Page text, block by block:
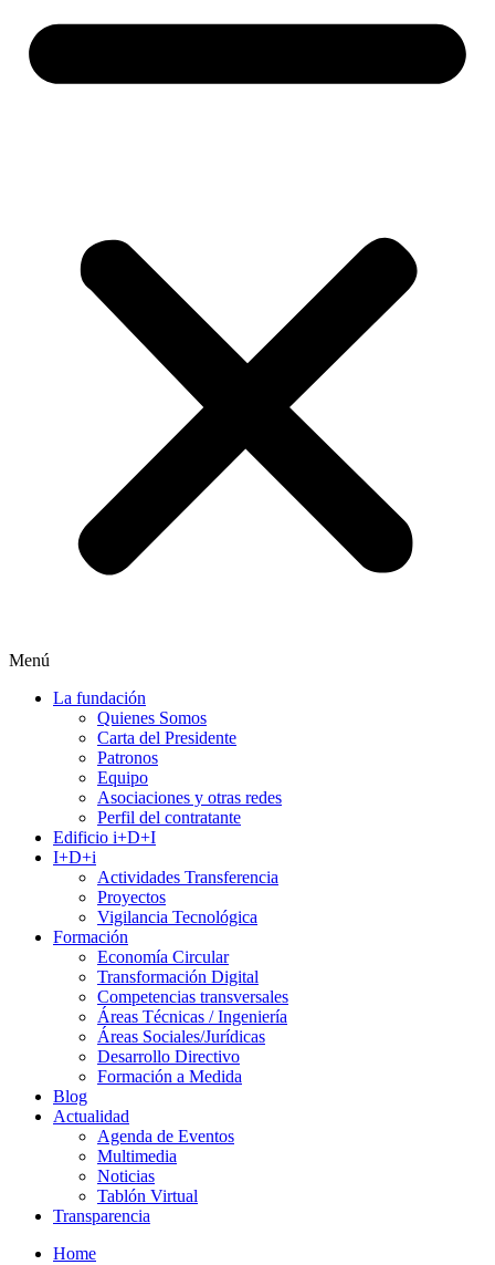
Menú
La fundación
Quienes Somos
Carta del Presidente
Patronos
Equipo
Asociaciones y otras redes
Perfil del contratante
Edificio i+D+I
I+D+i
Actividades Transferencia
Proyectos
Vigilancia Tecnológica
Formación
Economía Circular
Transformación Digital
Competencias transversales
Áreas Técnicas / Ingeniería
Áreas Sociales/Jurídicas
Desarrollo Directivo
Formación a Medida
Blog
Actualidad
Agenda de Eventos
Multimedia
Noticias
Tablón Virtual
Transparencia
Home